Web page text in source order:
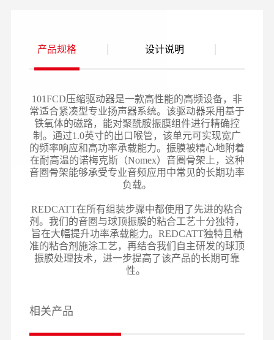
产品规格 设计说明
101FCD压缩驱动器是一款高性能的高频设备，非
常适合紧凑型专业扬声器系统。该驱动器采用基于
铁氧体的磁路，能对聚酰胺振膜组件进行精确控
制。通过1.0英寸的出口喉管，该单元可实现宽广
的频率响应和高功率承载能力。振膜被精心地附着
在耐高温的诺梅克斯（Nomex）音圈骨架上，这种
音圈骨架能够承受专业音频应用中常见的长期功率
负载。
REDCATT在所有组装步骤中都使用了先进的粘合
剂。我们的音圈与球顶振膜的粘合工艺十分独特，
旨在大幅提升功率承载能力。REDCATT独特且精
准的粘合剂施涂工艺，再结合我们自主研发的球顶
振膜处理技术，进一步提高了该产品的长期可靠
性。
相关产品